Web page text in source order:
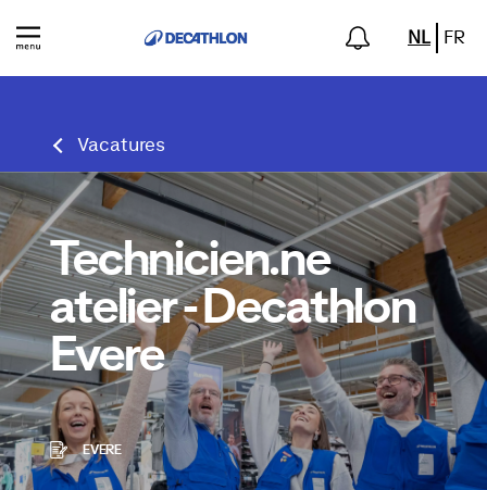
NL FR
Vacatures
Technicien.ne
atelier - Decathlon
Evere
EVERE